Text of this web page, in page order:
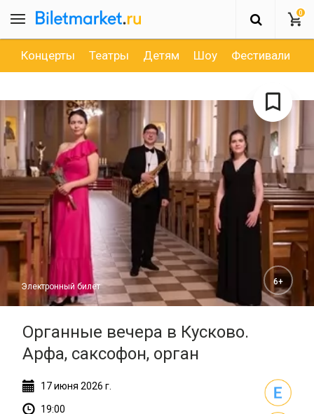
0
Концерты Театры Детям Шоу Фестивали
Органные вечера в Кусково.
Арфа, саксофон, орган
Электронный билет 6+
17июня 2026 г.
19:00